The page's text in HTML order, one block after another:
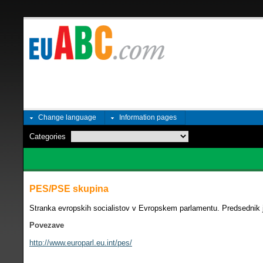
Change language Information pages
Categories
PES/PSE skupina
Stranka evropskih socialistov v Evropskem parlamentu.
Povezave
http://www.europarl.eu.int/pes/